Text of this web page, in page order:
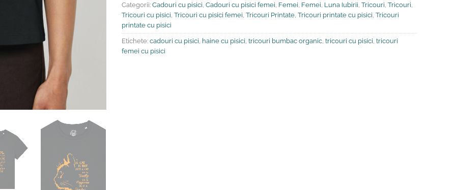
Categorii: Cadouri cu pisici Cadouri cu pisici femei Femei Femei Luna Iubirii Tricouri Tricouri
Tricouri cu pisici Tricouri cu pisici femei Tricouri Printate Tricouri printate cu pisici Tricouri
printate cu pisici
Etichete: cadouri cu pisici haine cu pisici tricouri bumbac organic tricouri cu pisici tricouri
femei cu pisici